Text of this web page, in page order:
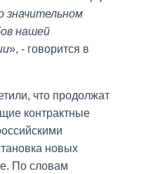
значительном
нашей
», - говорится в
что продолжат
контрактные
новых
По словам